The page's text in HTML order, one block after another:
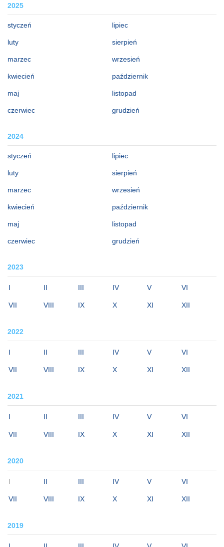
2025
styczeń
luty
marzec
kwiecień
maj
czerwiec
lipiec
sierpień
wrzesień
październik
listopad
grudzień
2024
styczeń
luty
marzec
kwiecień
maj
czerwiec
lipiec
sierpień
wrzesień
październik
listopad
grudzień
2023
I II III IV V VI
VII VIII IX X XI XII
2022
I II III IV V VI
VII VIII IX X XI XII
2021
I II III IV V VI
VII VIII IX X XI XII
2020
I II III IV V VI
VII VIII IX X XI XII
2019